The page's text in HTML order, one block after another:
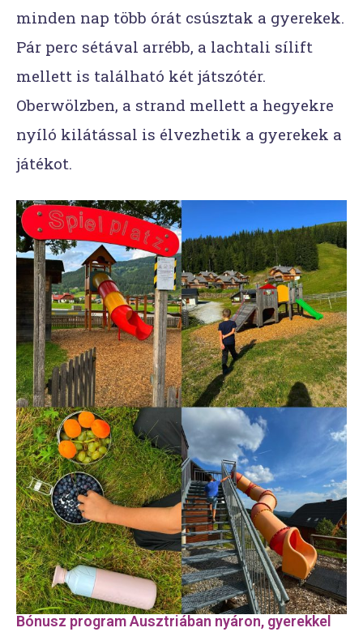
minden nap több órát csúsztak a gyerekek.
Pár perc sétával arrébb, a lachtali sílift
mellett is található két játszótér.
Oberwölzben, a strand mellett a hegyekre
nyíló kilátással is élvezhetik a gyerekek a
játékot.
Bónusz program Ausztriában nyáron, gyerekkel